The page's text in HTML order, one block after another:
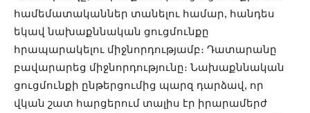
համեմատականներ տանելու համար, հանդես
եկավ նախաքննական ցուցմունքը
հրապարակելու միջնորդությամբ։ Դատարանը
բավարարեց միջնորդությունը։ Նախաքննական
ցուցմունքի ընթերցումից պարզ դարձավ, որ
վկան շատ հարցերում տալիս էր իրարամերժ